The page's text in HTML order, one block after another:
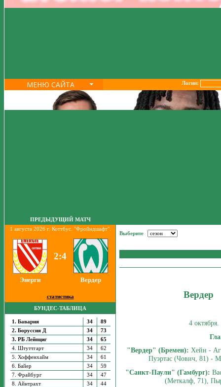
МЕНЮ САЙТА Логин:
ПРЕДЫДУЩИЙ МАТЧ
1 августа 2026 г. Коттбус. "Фройндшафт".
2:4
Энерги Вердер
статистика
БУНДЕС-ТАБЛИЦА
1. Бавария 34
89
2. Боруссия Д
34
73
3. РБ Лейпциг
34
65
4. Штуттгарт
34
62
5. Хоффенхайм
34
61
6. Байер
34
59
7. Фрайбург
34
47
8. Айнтрахт
34
44
Выберите
Вердер
4
"Вердер" (Бремен): Хейн -
Пуэртас (Чович, 81) -
"Санкт-Паули" (Гамбург):
(Меткалф, 71),